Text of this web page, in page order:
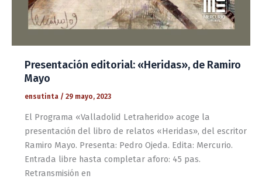
Presentación editorial: «Heridas», de Ramiro
Mayo
ensutinta / 29 mayo, 2023
El Programa «Valladolid Letraherido» acoge la
presentación del libro de relatos «Heridas», del escritor
Ramiro Mayo. Presenta: Pedro Ojeda. Edita: Mercurio.
Entrada libre hasta completar aforo: 45 pas.
Retransmisión en